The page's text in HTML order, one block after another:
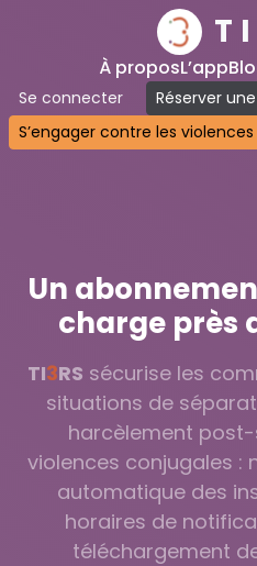
TI
À proposL’app
Se connecter
Réserver
S’engager contre les violences
Un
charge près
TI3RS sécurise les
situations de
harcèlement
violences conjugales :
automatique des
horaires de
téléchargement